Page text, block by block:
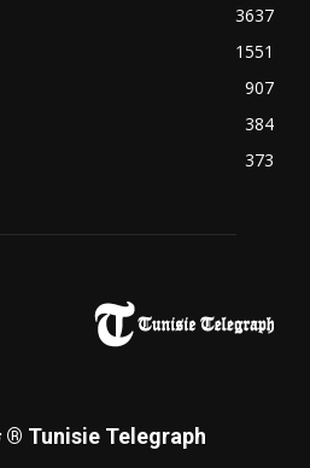
3637
1551
907
384
373
تونيزي تلغراف ® Tunisie Telegraph